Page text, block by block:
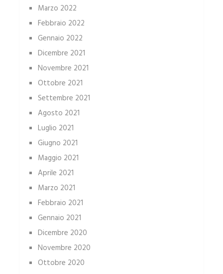
Marzo 2022
Febbraio 2022
Gennaio 2022
Dicembre 2021
Novembre 2021
Ottobre 2021
Settembre 2021
Agosto 2021
Luglio 2021
Giugno 2021
Maggio 2021
Aprile 2021
Marzo 2021
Febbraio 2021
Gennaio 2021
Dicembre 2020
Novembre 2020
Ottobre 2020